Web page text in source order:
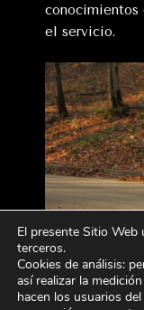
conocimientos
el servicio.
Si dispones de
El presente Sitio Web
terceros.
Cookies de análisis:
así realizar la
hacen los usuarios